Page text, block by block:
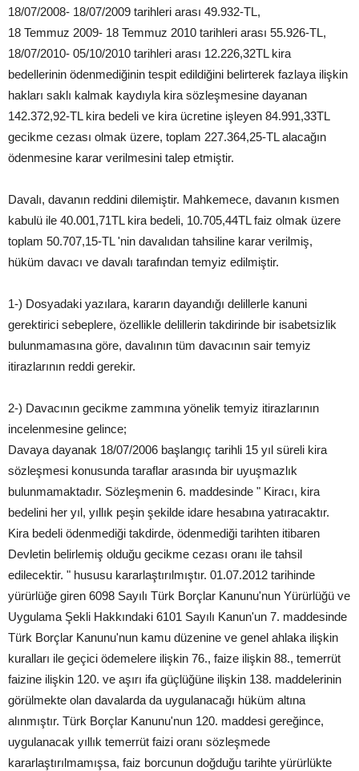
18/07/2008- 18/07/2009 tarihleri arası 49.932-TL,
18 Temmuz 2009- 18 Temmuz 2010 tarihleri arası 55.926-TL,
18/07/2010- 05/10/2010 tarihleri arası 12.226,32TL kira
bedellerinin ödenmediğinin tespit edildiğini belirterek fazlaya ilişkin
hakları saklı kalmak kaydıyla kira sözleşmesine dayanan
142.372,92-TL kira bedeli ve kira ücretine işleyen 84.991,33TL
gecikme cezası olmak üzere, toplam 227.364,25-TL alacağın
ödenmesine karar verilmesini talep etmiştir.
Davalı, davanın reddini dilemiştir. Mahkemece, davanın kısmen
kabulü ile 40.001,71TL kira bedeli, 10.705,44TL faiz olmak üzere
toplam 50.707,15-TL 'nin davalıdan tahsiline karar verilmiş,
hüküm davacı ve davalı tarafından temyiz edilmiştir.
1-) Dosyadaki yazılara, kararın dayandığı delillerle kanuni
gerektirici sebeplere, özellikle delillerin takdirinde bir isabetsizlik
bulunmamasına göre, davalının tüm davacının sair temyiz
itirazlarının reddi gerekir.
2-) Davacının gecikme zammına yönelik temyiz itirazlarının
incelenmesine gelince;
Davaya dayanak 18/07/2006 başlangıç tarihli 15 yıl süreli kira
sözleşmesi konusunda taraflar arasında bir uyuşmazlık
bulunmamaktadır. Sözleşmenin 6. maddesinde " Kiracı, kira
bedelini her yıl, yıllık peşin şekilde idare hesabına yatıracaktır.
Kira bedeli ödenmediği takdirde, ödenmediği tarihten itibaren
Devletin belirlemiş olduğu gecikme cezası oranı ile tahsil
edilecektir. " hususu kararlaştırılmıştır. 01.07.2012 tarihinde
yürürlüğe giren 6098 Sayılı Türk Borçlar Kanunu'nun Yürürlüğü ve
Uygulama Şekli Hakkındaki 6101 Sayılı Kanun'un 7. maddesinde
Türk Borçlar Kanunu'nun kamu düzenine ve genel ahlaka ilişkin
kuralları ile geçici ödemelere ilişkin 76., faize ilişkin 88., temerrüt
faizine ilişkin 120. ve aşırı ifa güçlüğüne ilişkin 138. maddelerinin
görülmekte olan davalarda da uygulanacağı hüküm altına
alınmıştır. Türk Borçlar Kanunu'nun 120. maddesi gereğince,
uygulanacak yıllık temerrüt faizi oranı sözleşmede
kararlaştırılmamışsa, faiz borcunun doğduğu tarihte yürürlükte